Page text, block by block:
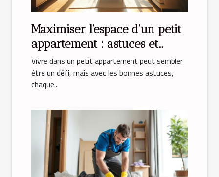
Maximiser l'espace d'un petit
appartement : astuces et
solutions
Vivre dans un petit appartement peut sembler
être un défi, mais avec les bonnes astuces,
chaque...